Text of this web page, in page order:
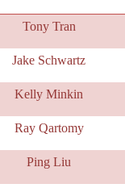
Tony Tran
Jake Schwartz
Kelly Minkin
Ray Qartomy
Ping Liu